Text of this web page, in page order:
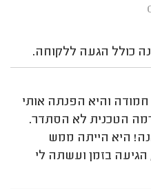
כולל הגעה ללקוחה.
והיא הפנתה אותי
הטכנית לא הסתדר.
היא הייתה ממש
בזמן ועשתה לי